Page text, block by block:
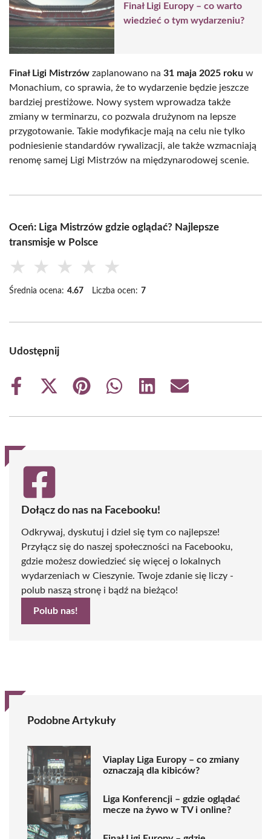
Finał Ligi Europy – co warto
wiedzieć o tym wydarzeniu?
Finał Ligi Mistrzów zaplanowano na 31 maja 2025 roku w
Monachium, co sprawia, że to wydarzenie będzie jeszcze
bardziej prestiżowe. Nowy system wprowadza także
zmiany w terminarzu, co pozwala drużynom na lepsze
przygotowanie. Takie modyfikacje mają na celu nie tylko
podniesienie standardów rywalizacji, ale także wzmacniają
renomę samej Ligi Mistrzów na międzynarodowej scenie.
Oceń: Liga Mistrzów gdzie oglądać? Najlepsze
transmisje w Polsce
★ ★ ★ ★ ★
Średnia ocena: 4.67 Liczba ocen: 7
Udostępnij
Share
Share
(Twitter)
Share
Share
Share
Share
Dołącz do nas na Facebooku!
Odkrywaj, dyskutuj i dziel się tym co najlepsze!
Przyłącz się do naszej społeczności na Facebooku,
gdzie możesz dowiedzieć się więcej o lokalnych
wydarzeniach w Cieszynie. Twoje zdanie się liczy -
polub naszą stronę i bądź na bieżąco!
Polub nas!
Podobne Artykuły
Viaplay Liga Europy – co zmiany
oznaczają dla kibiców?
Liga Konferencji – gdzie oglądać
mecze na żywo w TV i online?